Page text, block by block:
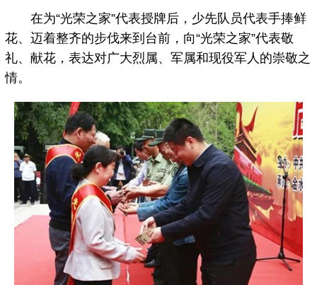
在为“光荣之家”代表授牌后，少先队员代表手捧鲜
花、迈着整齐的步伐来到台前，向“光荣之家”代表敬
礼、献花，表达对广大烈属、军属和现役军人的崇敬之
情。